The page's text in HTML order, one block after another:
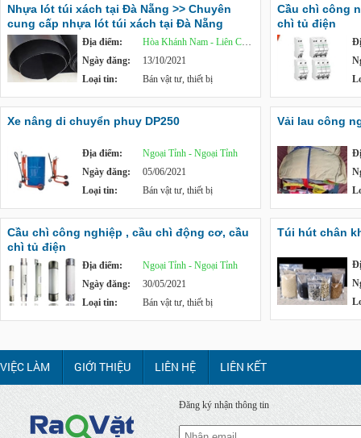
Nhựa lót túi xách tại Đà Nẵng >> Chuyên
cung cấp nhựa lót túi xách tại Đà Nẵng
Địa điểm:
Hòa Khánh Nam - Liên Chiểu
Ngày đăng:
13/10/2021
Loại tin:
Bán vật tư, thiết bị
Cầu chì công
chì tủ điện
Xe nâng di chuyển phuy DP250
Địa điểm:
Ngoại Tỉnh - Ngoại Tỉnh
Ngày đăng:
05/06/2021
Loại tin:
Bán vật tư, thiết bị
Vải lau công
Cầu chì công nghiệp , cầu chì động cơ, cầu
chì tủ điện
Địa điểm:
Ngoại Tỉnh - Ngoại Tỉnh
Ngày đăng:
30/05/2021
Loại tin:
Bán vật tư, thiết bị
Túi hút chân
VIỆC LÀM GIỚI THIỆU LIÊN HỆ LIÊN KẾT
Đăng ký nhận thông tin